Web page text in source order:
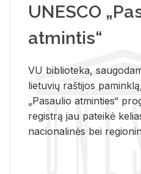
UNESCO
atmintis“
VU biblioteka,
lietuvių raštijos
„Pasaulio atminties“
registrą jau pateikė
nacionalinės bei